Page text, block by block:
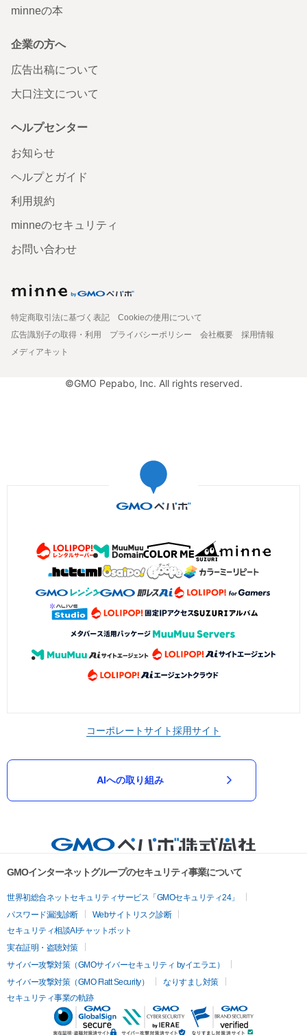
minneの本
企業の方へ
広告出稿について
大口注文について
ヘルプセンター
お知らせ
ヘルプとガイド
利用規約
minneのセキュリティ
お問い合わせ
特定商取引法に基づく表記
Cookieの使用について
広告識別子の取得・利用
プライバシーポリシー 会社概要
採用情報
メディアキット
©GMO Pepabo, Inc. All rights reserved.
コーポレートサイト採用サイト
AIへの取り組み
GMOインターネットグループのセキュリティ事業について
世界初総合ネットセキュリティサービス「GMOセキュリティ24」
パスワード漏洩診断
Webサイトリスク診断
セキュリティ相談AIチャットボット
実在証明・盗聴対策
サイバー攻撃対策（GMOサイバーセキュリティ byイエラエ）
サイバー攻撃対策（GMO Flatt Security）
なりすまし対策
セキュリティ事業の軌跡